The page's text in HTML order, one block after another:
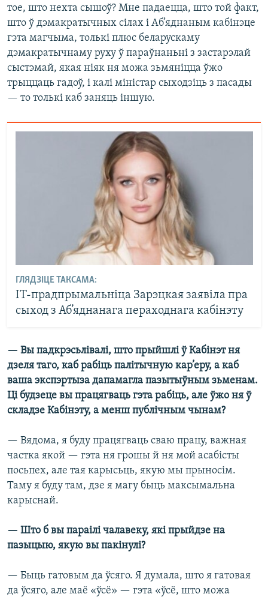
тое, што нехта сышоў? Мне падаецца, што той факт,
што ў дэмакратычных сілах і Аб’яднаным кабінэце
гэта магчыма, толькі плюс беларускаму
дэмакратычнаму руху ў параўнаньні з застарэлай
сыстэмай, якая ніяк ня можа зьмяніцца ўжо
трыццаць гадоў, і калі міністар сыходзіць з пасады
— то толькі каб заняць іншую.
ГЛЯДЗІЦЕ ТАКСАМА:
ІТ-прадпрымальніца Зарэцкая заявіла пра
сыход з Аб’яднанага пераходнага кабінэту
— Вы падкрэсьлівалі, што прыйшлі ў Кабінэт ня
дзеля таго, каб рабіць палітычную кар’еру, а каб
ваша экспэртыза дапамагла пазытыўным зьменам.
Ці будзеце вы працягваць гэта рабіць, але ўжо ня ў
складзе Кабінэту, а менш публічным чынам?
— Вядома, я буду працягваць сваю працу, важная
частка якой — гэта ня грошы й ня мой асабісты
посьпех, але тая карысьць, якую мы прыносім.
Таму я буду там, дзе я магу быць максымальна
карыснай.
— Што б вы параілі чалавеку, які прыйдзе на
пазыцыю, якую вы пакінулі?
— Быць гатовым да ўсяго. Я думала, што я гатовая
да ўсяго, але маё «ўсё» — гэта «ўсё, што можа